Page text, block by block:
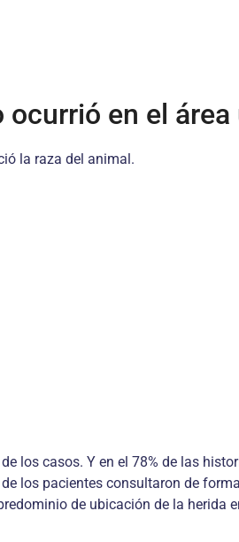
en el área
la raza del animal.
los casos. Y en el 78% de las
los pacientes consultaron de
de ubicación de la herida